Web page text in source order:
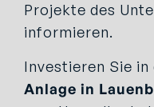
Projekte des
informieren.
Investieren Sie in
Anlage in